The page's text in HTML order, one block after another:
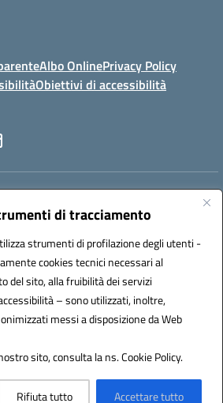
di tracciamento
strumenti di profilazione degli utenti -
cookies tecnici necessari al
del sito, alla fruibilità dei servizi
– sono utilizzati, inoltre,
messi a disposizione da Web
sito, consulta la ns. Cookie Policy.
Rifiuta tutto Accettare tutto
Albo OnlinePrivacy Policy
Obiettivi di accessibilità
- 0924534879 Partanna
(PEC):tpis002005@pec.istruzione.it
by 3D Solution S.r.l.
Design by Designers Italia